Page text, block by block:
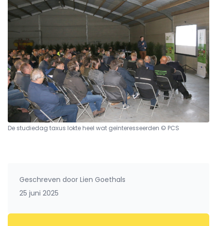
De studiedag taxus lokte heel wat geïnteresseerden © PCS
Geschreven door Lien Goethals
25 juni 2025